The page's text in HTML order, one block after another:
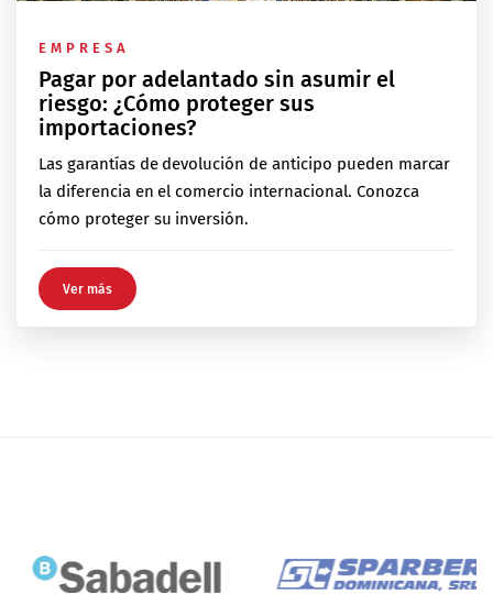
EMPRESA
Pagar por adelantado sin asumir el
riesgo: ¿Cómo proteger sus
importaciones?
Las garantías de devolución de anticipo pueden marcar
la diferencia en el comercio internacional. Conozca
cómo proteger su inversión.
Ver más